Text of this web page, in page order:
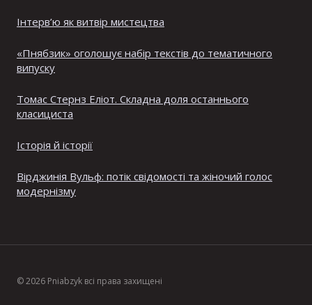
Інтерв’ю як витвір мистецтва
«Пнябзик» оголошує набір текстів до тематичного
випуску
Томас Стернз Еліот. Складна доля останнього
класициста
Історія й історії
Вірджинія Вульф: потік свідомості та жіночий голос
модернізму
© 2026 Pniabzyk всі права захищені